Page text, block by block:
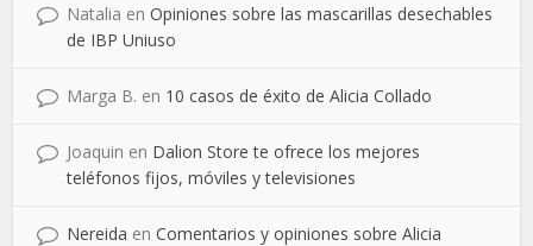
Natalia enOpiniones sobre las mascarillas desechables
de IBP Uniuso
Marga B. en 10 casos de éxito de Alicia Collado
Joaquin en Dalion Store te ofrece los mejores
teléfonos fijos, móviles y televisiones
Nereida enComentarios y opiniones sobre Alicia